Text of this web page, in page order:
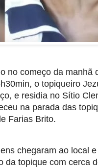
no começo da
o topiqueiro
e residia no Sítio
na parada das
Farias Brito.
chegaram ao local
da topique com cerca